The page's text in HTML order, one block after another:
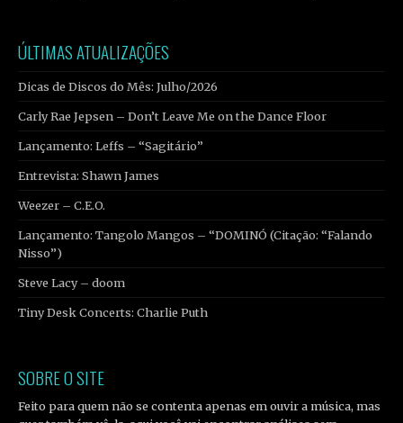
ÚLTIMAS ATUALIZAÇÕES
Dicas de Discos do Mês: Julho/2026
Carly Rae Jepsen – Don’t Leave Me on the Dance Floor
Lançamento: Leffs – “Sagitário”
Entrevista: Shawn James
Weezer – C.E.O.
Lançamento: Tangolo Mangos – “DOMINÓ (Citação: “Falando
Nisso”)
Steve Lacy – doom
Tiny Desk Concerts: Charlie Puth
SOBRE O SITE
Feito para quem não se contenta apenas em ouvir a música, mas